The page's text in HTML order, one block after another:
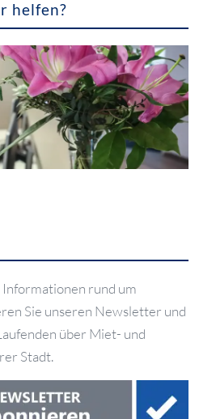
helfen?
rund um
Sie unseren Newsletter und
über Miet- und
Stadt.